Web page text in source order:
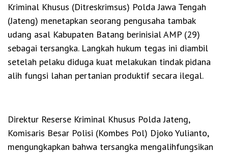
Kriminal Khusus (Ditreskrimsus) Polda Jawa Tengah
(Jateng) menetapkan seorang pengusaha tambak
udang asal Kabupaten Batang berinisial AMP (29)
sebagai tersangka. Langkah hukum tegas ini diambil
setelah pelaku diduga kuat melakukan tindak pidana
alih fungsi lahan pertanian produktif secara ilegal.
Direktur Reserse Kriminal Khusus Polda Jateng,
Komisaris Besar Polisi (Kombes Pol) Djoko Yulianto,
mengungkapkan bahwa tersangka mengalihfungsikan